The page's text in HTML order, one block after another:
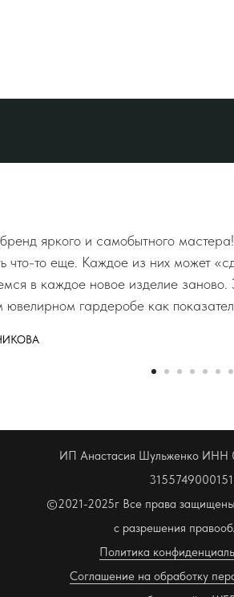
яркого и самобытного
что-то еще. Каждое из них может
в каждое новое изделие
ювелирном гардеробе как
ИП Анастасия Шульженко ИНН
©2021-2025г Все права
с разрешения
Политика
Соглашение на обработку